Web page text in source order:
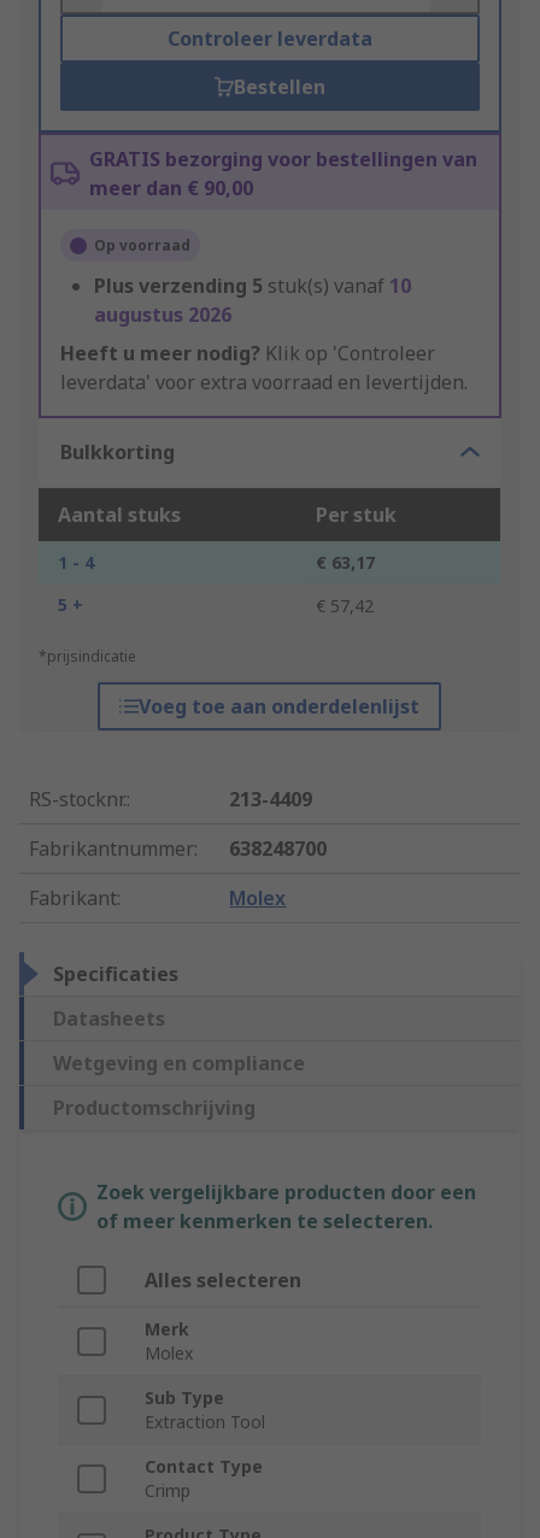
Controleer leverdata
Bestellen
GRATIS bezorging voor bestellingen van
meer dan € 90,00
Op voorraad
Plus verzending 5 stuk(s) vanaf 10
augustus 2026
Heeft u meer nodig? Klik op 'Controleer
leverdata' voor extra voorraad en levertijden.
Bulkkorting
Aantal stuks Per stuk
1 - 4
€ 63,17
5 +
€ 57,42
*prijsindicatie
Voeg toe aan onderdelenlijst
RS-stocknr.:
213-4409
Fabrikantnummer:
638248700
Fabrikant: Molex
Specificaties
Datasheets
Wetgeving en compliance
Productomschrijving
Zoek vergelijkbare producten door een
of meer kenmerken te selecteren.
Alles selecteren
Merk
Molex
Sub Type
Extraction Tool
Contact Type
Crimp